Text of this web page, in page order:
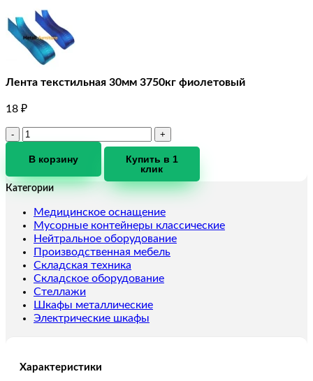
Лента текстильная 30мм 3750кг фиолетовый
18 ₽
Количество
Лента
30мм
фиолетовый
В корзину
Купить в 1
клик
Категории
Медицинское оснащение
Мусорные контейнеры классические
Нейтральное оборудование
Производственная мебель
Складская техника
Складское оборудование
Стеллажи
Шкафы металлические
Электрические шкафы
Характеристики